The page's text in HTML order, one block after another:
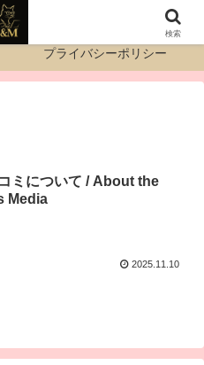
プライバシーポリシー
ミについて / About the
Media
2025.11.10
検索